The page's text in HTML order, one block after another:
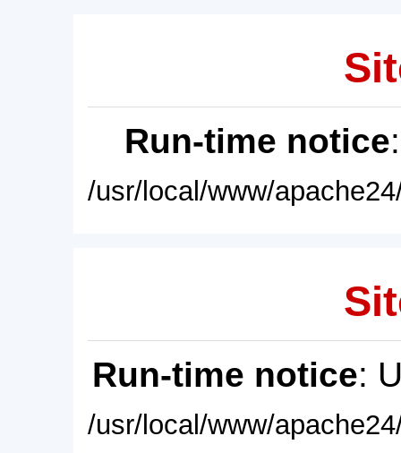
Run-time notice
/usr/local/www/
Run-time notice:
/usr/local/www/